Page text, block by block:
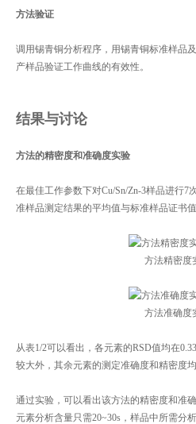
方法验证
调用锡青铜分析程序，用锡青铜标准样品
产样品验证工作曲线的有效性。
结果与讨论
方法的精密度和准确度实验
在最佳工作参数下对Cu/Sn/Zn-3样品进行7
准样品测定结果的平均值与标准样品证书
方法精密度
方法准确度
从表1/2可以看出，各元素的RSD值均在
较大外，其余元素的测定准确度和精密度
通过实验，可以看出该方法的精密度和准
元素分析含量只需20~30s，样品中所需分